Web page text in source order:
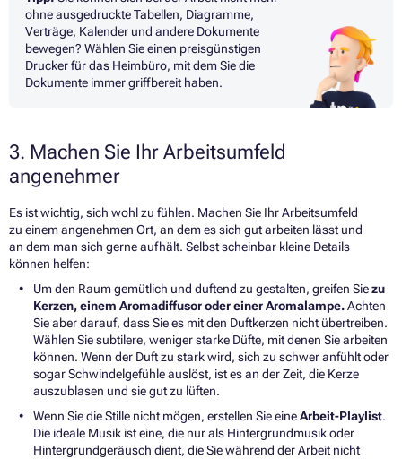
ohne ausgedruckte Tabellen, Diagramme,
Verträge, Kalender und andere Dokumente
bewegen? Wählen Sie einen preisgünstigen
Drucker für das Heimbüro, mit dem Sie die
Dokumente immer griffbereit haben.
3. Machen Sie Ihr Arbeitsumfeld
angenehmer
Es ist wichtig, sich wohl zu fühlen. Machen Sie Ihr Arbeitsumfeld
zu einem angenehmen Ort, an dem es sich gut arbeiten lässt und
an dem man sich gerne aufhält. Selbst scheinbar kleine Details
können helfen:
Um den Raum gemütlich und duftend zu gestalten, greifen Siezu
Kerzen, einem Aromadiffusor oder einer Aromalampe.Achten
Sie aber darauf, dass Sie es mit den Duftkerzen nicht übertreiben.
Wählen Sie subtilere, weniger starke Düfte, mit denen Sie arbeiten
können. Wenn der Duft zu stark wird, sich zu schwer anfühlt oder
sogar Schwindelgefühle auslöst, ist es an der Zeit, die Kerze
auszublasen und sie gut zu lüften.
Wenn Sie die Stille nicht mögen, erstellen Sie eineArbeit-Playlist.
Die ideale Musik ist eine, die nur als Hintergrundmusik oder
Hintergrundgeräusch dient, die Sie während der Arbeit nicht